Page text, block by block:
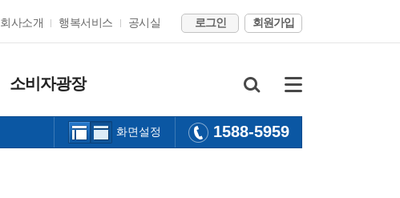
회사소개 행복서비스 공시실 로그인 회원가입
소비자광장
화면설정 1588-5959